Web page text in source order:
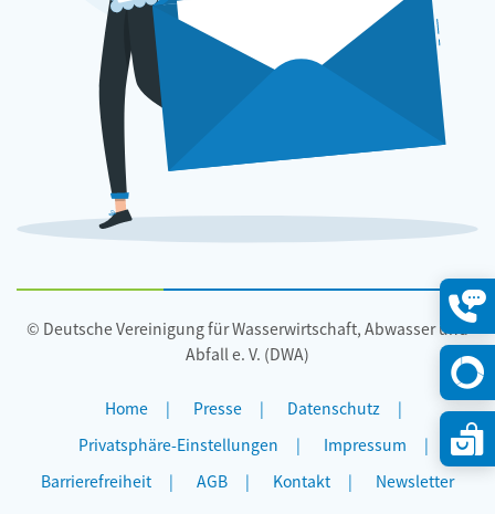
© Deutsche Vereinigung für Wasserwirtschaft, Abwasser und
Abfall e. V. (DWA)
Home Presse
Datenschutz
Privatsphäre-Einstellungen
Impressum
Barrierefreiheit
AGB Kontakt Newsletter